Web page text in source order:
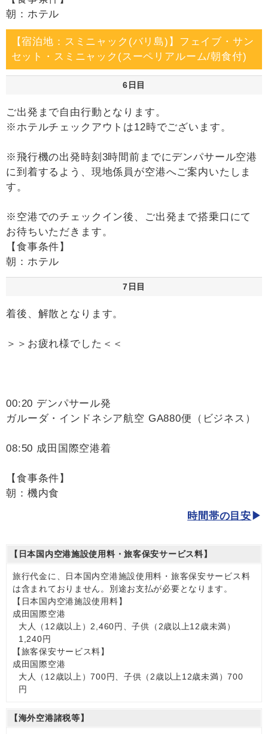
朝：ホテル
【宿泊地：スミニャック(バリ島)】フェイブ・サン
セット・スミニャック(スーペリアルーム/朝食付)
6日目
ご出発まで自由行動となります。
※ホテルチェックアウトは12時でございます。
※飛行機の出発時刻3時間前までにデンパサール空港
に到着するよう、現地係員が空港へご案内いたしま
す。
※空港でのチェックイン後、ご出発まで搭乗口にて
お待ちいただきます。
【食事条件】
朝：ホテル
7日目
着後、解散となります。
＞＞お疲れ様でした＜＜
00:20 デンパサール発
ガルーダ・インドネシア航空 GA880便（ビジネス）
08:50 成田国際空港着
【食事条件】
朝：機内食
時間帯の目安
【日本国内空港施設使用料・旅客保安サービス料】
旅行代金に、日本国内空港施設使用料・旅客保安サービス料
は含まれておりません。別途お支払が必要となります。
【日本国内空港施設使用料】
成田国際空港
大人（12歳以上）2,460円、子供（2歳以上12歳未満）
1,240円
【旅客保安サービス料】
成田国際空港
大人（12歳以上）700円、子供（2歳以上12歳未満）700
円
【海外空港諸税等】